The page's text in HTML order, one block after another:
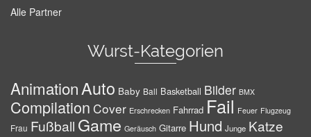
Alle Partner
Wurst-Kategorien
AnimationAuto Baby Ball Basketball Bilder BMX
Compilation Cover Erschrecken Fahrrad Fail Feuer Flugzeug
Frau Fußball Game Geräusch Gitarre Hund Junge Katze